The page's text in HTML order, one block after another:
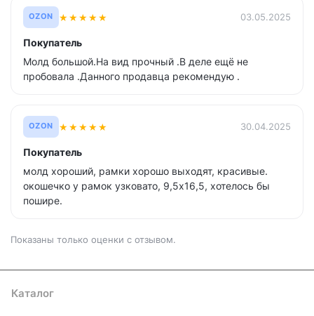
OZON ★★★★★ 03.05.2025
Покупатель
Молд большой.На вид прочный .В деле ещё не
пробовала .Данного продавца рекомендую .
OZON ★★★★★ 30.04.2025
Покупатель
молд хороший, рамки хорошо выходят, красивые.
окошечко у рамок узковато, 9,5х16,5, хотелось бы
пошире.
Показаны только оценки с отзывом.
Каталог